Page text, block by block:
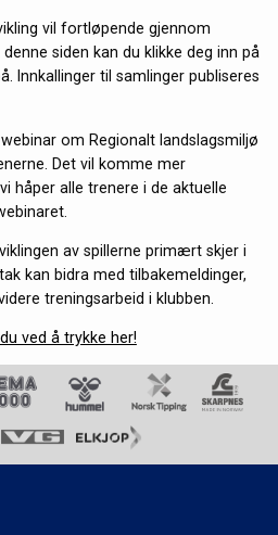
vil fortløpende gjennom
denne siden kan du klikke deg inn på
Innkallinger til samlinger publiseres
om Regionalt landslagsmiljø
Det vil komme mer
håper alle trenere i de aktuelle
av spillerne primært skjer i
kan bidra med tilbakemeldinger,
treningsarbeid i klubben.
ved å trykke her!